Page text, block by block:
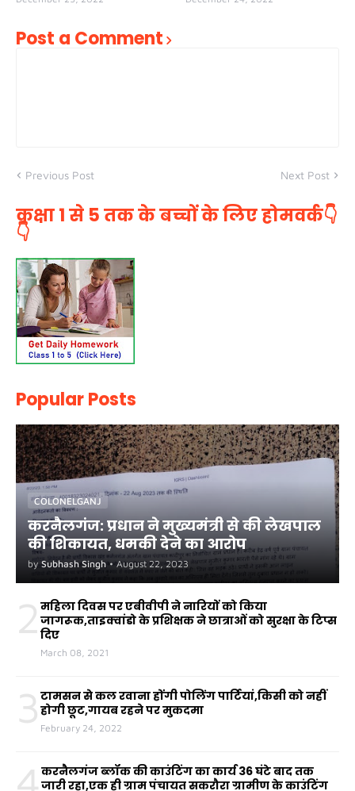
Post a Comment
Previous Post Next Post
कक्षा 1 से 5 तक के बच्चों के लिए होमवर्क👇
👇
Popular Posts
COLONELGANJ
करनैलगंज: प्रधान ने मुख्यमंत्री से की लेखपाल
की शिकायत, धमकी देने का आरोप
by Subhash Singh • August 22, 2023
2 महिला दिवस पर एबीवीपी ने नारियों को किया
जागरूक,ताइक्वांडो के प्रशिक्षक ने छात्राओं को सुरक्षा के टिप्स
दिए
March 08, 2021
3 टामसन से कल रवाना होंगी पोलिंग पार्टियां,किसी को नहीं
होगी छूट,गायब रहने पर मुकदमा
February 24, 2022
करनैलगंज ब्लॉक की काउंटिंग का कार्य 36 घंटे बाद तक
जारी रहा,एक ही ग्राम पंचायत सकरौरा ग्रामीण के काउंटिंग